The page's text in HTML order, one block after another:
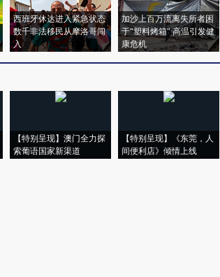
西班牙休达进入紧急状态
数千非法移民从摩洛哥闯
入
加沙上百万流离失所者困
于“塑料烤箱” 高温引发健
康危机
【特别呈现】澳门全力探
索葡语国家新渠道
【特别呈现】《东莞，人
间便利店》倾情上线